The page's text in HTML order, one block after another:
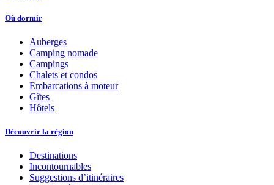
Où dormir
Auberges
Camping nomade
Campings
Chalets et condos
Embarcations à moteur
Gîtes
Hôtels
Découvrir la région
Destinations
Incontournables
Suggestions d’itinéraires